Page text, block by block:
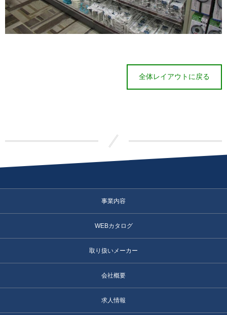
全体レイアウトに戻る
事業内容
WEBカタログ
取り扱いメーカー
会社概要
求人情報